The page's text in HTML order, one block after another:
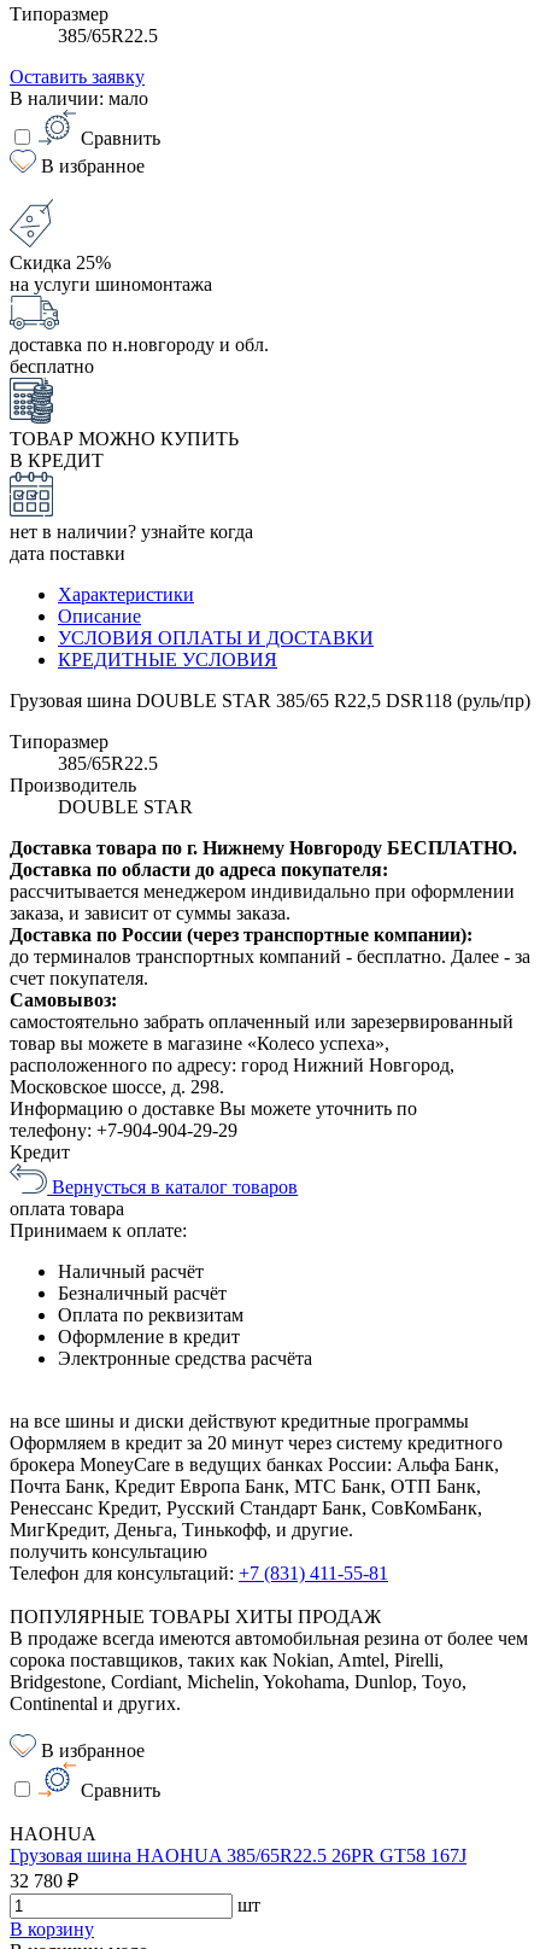
Типоразмер
385/65R22.5
Оставить заявку
В наличии: мало
Сравнить
В избранное
Скидка 25%
на услуги шиномонтажа
доставка по н.новгороду и обл.
бесплатно
ТОВАР МОЖНО КУПИТЬ
В КРЕДИТ
нет в наличии? узнайте когда
дата поставки
Характеристики
Описание
УСЛОВИЯ ОПЛАТЫ И ДОСТАВКИ
КРЕДИТНЫЕ УСЛОВИЯ
Грузовая шина DOUBLE STAR 385/65 R22,5 DSR118 (руль/пр)
Типоразмер
385/65R22.5
Производитель
DOUBLE STAR
Доставка товара по г. Нижнему Новгороду БЕСПЛАТНО.
Доставка по области до адреса покупателя:
рассчитывается менеджером индивидально при оформлении
заказа, и зависит от суммы заказа.
Доставка по России (через транспортные компании):
до терминалов транспортных компаний - бесплатно. Далее - за
счет покупателя.
Самовывоз:
самостоятельно забрать оплаченный или зарезервированный
товар вы можете в магазине «Колесо успеха»,
расположенного по адресу: город Нижний Новгород,
Московское шоссе, д. 298.
Информацию о доставке Вы можете уточнить по
телефону: +7-904-904-29-29
Кредит
Вернусться в каталог товаров
оплата товара
Принимаем к оплате:
Наличный расчёт
Безналичный расчёт
Оплата по реквизитам
Оформление в кредит
Электронные средства расчёта
на все шины и диски действуют кредитные программы
Оформляем в кредит за 20 минут через систему кредитного
брокера MoneyCare в ведущих банках России: Альфа Банк,
Почта Банк, Кредит Европа Банк, МТС Банк, ОТП Банк,
Ренессанс Кредит, Русский Стандарт Банк, СовКомБанк,
МигКредит, Деньга, Тинькофф, и другие.
получить консультацию
Телефон для консультаций: +7 (831) 411-55-81
ПОПУЛЯРНЫЕ ТОВАРЫ ХИТЫ ПРОДАЖ
В продаже всегда имеются автомобильная резина от более чем
сорока поставщиков, таких как Nokian, Amtel, Pirelli,
Bridgestone, Cordiant, Michelin, Yokohama, Dunlop, Toyo,
Continental и других.
В избранное
Сравнить
HAOHUA
Грузовая шина HAOHUA 385/65R22.5 26PR GT58 167J
32 780 ₽
шт
В корзину